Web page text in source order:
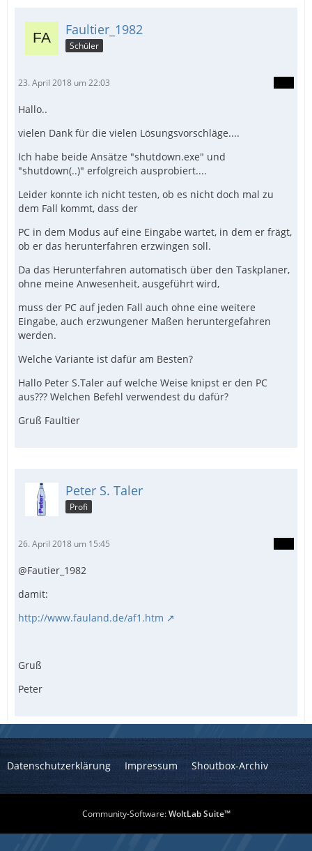
Faultier_1982
Schüler
23. April 2018 um 22:03
Hallo..
vielen Dank für die vielen Lösungsvorschläge....
Ich habe beide Ansätze "shutdown.exe" und
"shutdown(..)" erfolgreich ausprobiert....
Leider konnte ich nicht testen, ob es nicht doch mal zu
dem Fall kommt, dass der
PC in dem Modus auf eine Eingabe wartet, in dem er frägt,
ob er das herunterfahren erzwingen soll.
Da das Herunterfahren automatisch über den Taskplaner,
ohne meine Anwesenheit, ausgeführt wird,
muss der PC auf jeden Fall auch ohne eine weitere
Eingabe, auch erzwungener Maßen heruntergefahren
werden.
Welche Variante ist dafür am Besten?
Hallo Peter S.Taler auf welche Weise knipst er den PC
aus??? Welchen Befehl verwendest du dafür?
Gruß Faultier
Peter S. Taler
Profi
26. April 2018 um 15:45
@Fautier_1982
damit:
http://www.fauland.de/af1.htm
Gruß
Peter
Datenschutzerklärung Impressum Shoutbox-Archiv
Community-Software:WoltLab Suite™